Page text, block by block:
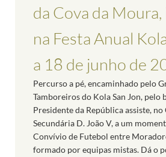
da Cova da
na Festa Anual
a 18 de junho de
Percurso a pé, encaminhado pelo
Tamboreiros do Kola San Jon, pelo
Presidente da República assiste, no
Secundária D. João V, a um
Convívio de Futebol entre
formado por equipas mistas. Dá o